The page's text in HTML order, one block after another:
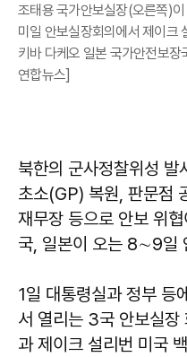
조태용 국가안보실장(오른쪽)
미일 안보실장회의에서 제이크
키바 다케오 일본 국가안전보
연합뉴스]
북한의 군사정찰위성
초소(GP) 복원, 판문점
재무장 등으로 안보 위
국, 일본이 오는 8∼9일
1일 대통령실과 정부
서 열리는 3국 안보실장
과 제이크 설리번 미국